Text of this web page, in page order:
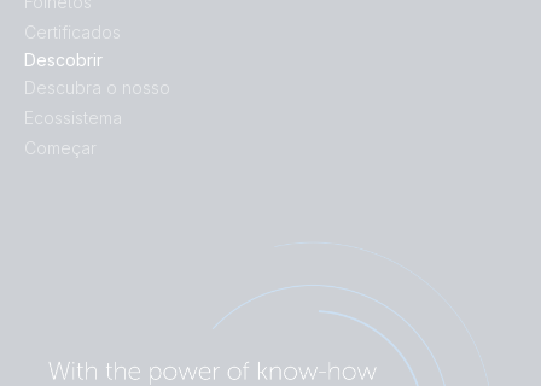
Descobrir
Descubra o nosso
Ecossistema
Começar
Certificados